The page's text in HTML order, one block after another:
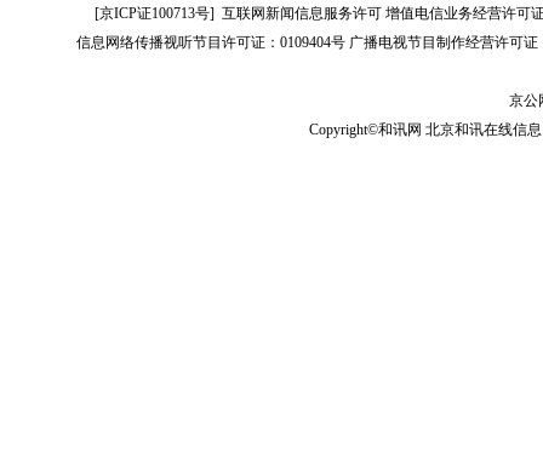
[京ICP证100713号]互联网新闻信息服务许可 增值电信业务经营许可
信息网络传播视听节目许可证：0109404号 广播电视节目制作经营许可证
京公
Copyright©和讯网 北京和讯在线信